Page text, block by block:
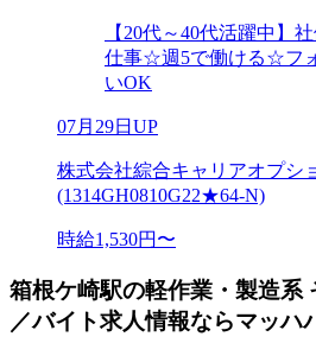
【20代～40代活躍中】
仕事☆週5で働ける☆フ
いOK
07月29日UP
株式会社綜合キャリアオプシ
(1314GH0810G22★64-N)
時給1,530円〜
箱根ケ崎駅の軽作業・製造系
／バイト求人情報ならマッハ